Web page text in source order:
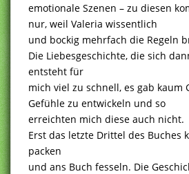
emotionale Szenen – zu diesen
nur, weil Valeria wissentlich
und bockig mehrfach die Regeln
Die Liebesgeschichte, die sich
entsteht für
mich viel zu schnell, es gab kaum
Gefühle zu entwickeln und so
erreichten mich diese auch nicht.
Erst das letzte Drittel des Buches
packen
und ans Buch fesseln. Die